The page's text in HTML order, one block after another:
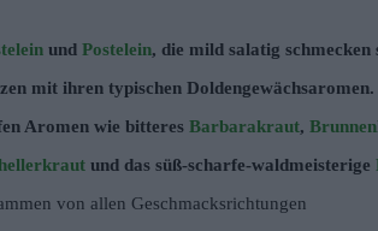
und Postelein, die mild salatig schmecken
mit ihren typischen Doldengewächsaromen.
Aromen wie bitteres Barbarakraut,
und das süß-scharfe-waldmeisterige
von allen Geschmacksrichtungen